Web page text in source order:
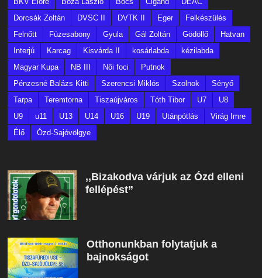
Dorcsák Zoltán
DVSC II DVTK II Eger
Felkészülés
Felnőtt
Füzesabony Gyula Gál Zoltán Gödöllő
Hatvan
Interjú
Karcag Kisvárda II kosárlabda
kézilabda
Magyar Kupa
NB III Női foci
Putnok
Pénzesné Balázs Kitti
Szerencsi Miklós Szolnok
Sényő
Tarpa
Teremtorna Tiszaújváros Tóth Tibor U7
U8
U9
u11 U13 U14 U16 U19 Utánpótlás
Virág Imre
Élő
Ózd-Sajóvölgye
,,Bizakodva várjuk az Ózd elleni
fellépést”
Otthonunkban folytatjuk a
bajnokságot